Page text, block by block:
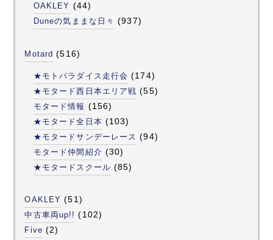
OAKLEY (44)
Duneの気ままな日々 (937)
Motard (516)
★モトパラダイス走行会 (174)
★モタード西日本エリア戦 (55)
モタード情報 (156)
★モタード全日本 (103)
★モタードサンデーレース (94)
モタード仲間紹介 (30)
★モタードスクール (85)
OAKLEY (51)
中古車両up!! (102)
Five (2)